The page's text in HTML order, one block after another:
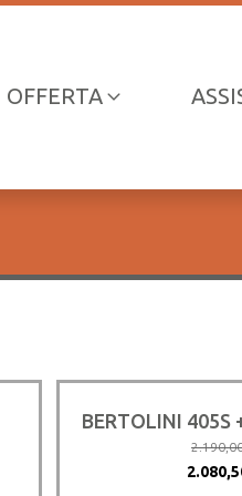
OFFERTA
BERTOLINI 405S
Il